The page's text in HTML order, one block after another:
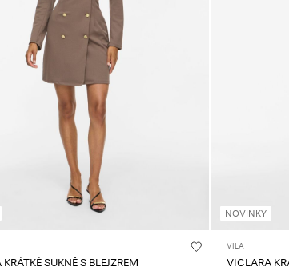
SUKNĚ S BLEJZREM
NOVINKY
VILA
VICLARA